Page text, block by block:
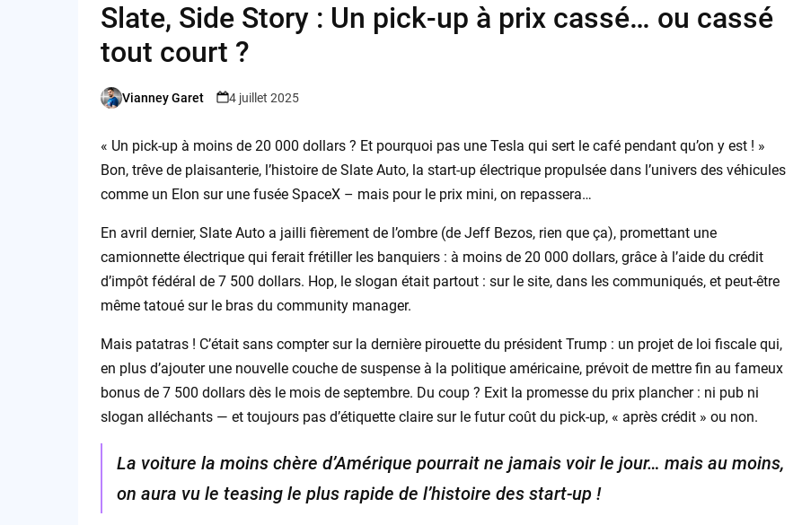
Slate, Side Story : Un pick-up à prix cassé… ou cassé
tout court ?
Posted
Vianney Garet 4 juillet 2025
« Un pick-up à moins de 20 000 dollars ? Et pourquoi pas une Tesla qui sert le café pendant qu’on y est ! »
Bon, trêve de plaisanterie, l’histoire de Slate Auto, la start-up électrique propulsée dans l’univers des véhicules
comme un Elon sur une fusée SpaceX – mais pour le prix mini, on repassera…
En avril dernier, Slate Auto a jailli fièrement de l’ombre (de Jeff Bezos, rien que ça), promettant une
camionnette électrique qui ferait frétiller les banquiers : à moins de 20 000 dollars, grâce à l’aide du crédit
d’impôt fédéral de 7 500 dollars. Hop, le slogan était partout : sur le site, dans les communiqués, et peut-être
même tatoué sur le bras du community manager.
Mais patatras ! C’était sans compter sur la dernière pirouette du président Trump : un projet de loi fiscale qui,
en plus d’ajouter une nouvelle couche de suspense à la politique américaine, prévoit de mettre fin au fameux
bonus de 7 500 dollars dès le mois de septembre. Du coup ? Exit la promesse du prix plancher : ni pub ni
slogan alléchants — et toujours pas d’étiquette claire sur le futur coût du pick-up, « après crédit » ou non.
La voiture la moins chère d’Amérique pourrait ne jamais voir le jour… mais au moins,
on aura vu le teasing le plus rapide de l’histoire des start-up !